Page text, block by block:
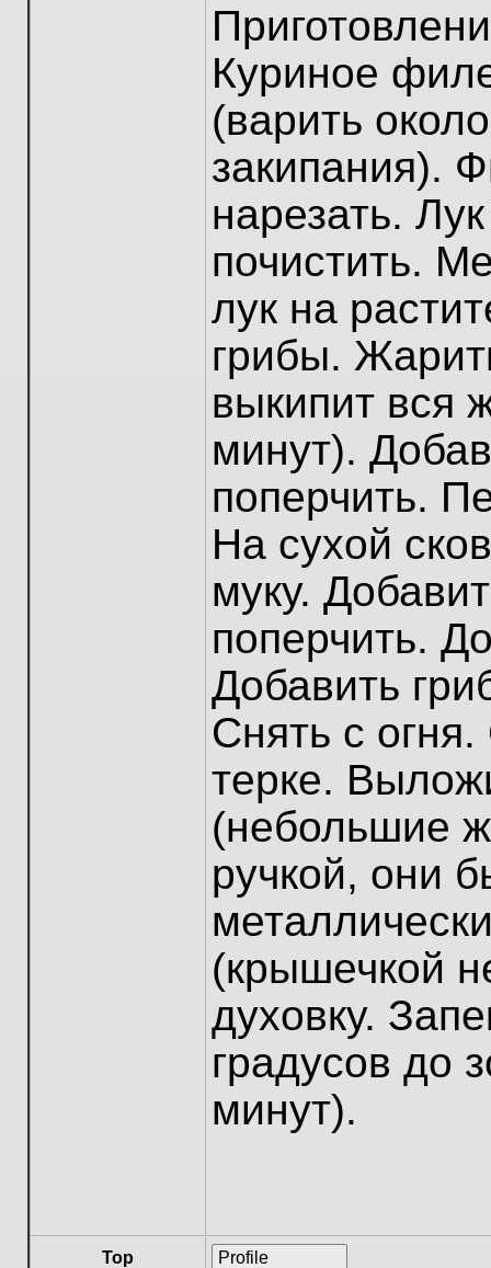
Куриное
(варить
закипания).
нарезать.
почистить.
лук на
грибы.
выкипит вся
минут).
поперчить.
На сухой
муку.
поперчить.
Добавить
Снять с
терке.
(небольшие
ручкой, они
(крышечкой
духовку.
градусов до
минут).
Top Profile